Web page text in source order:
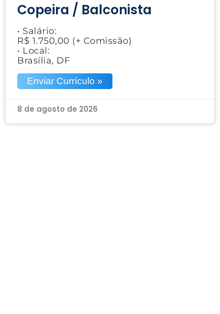
Copeira / Balconista
• Salário:
R$ 1.750,00 (+ Comissão)
• Local:
Brasília, DF
Enviar Currículo »
8 de agosto de 2026